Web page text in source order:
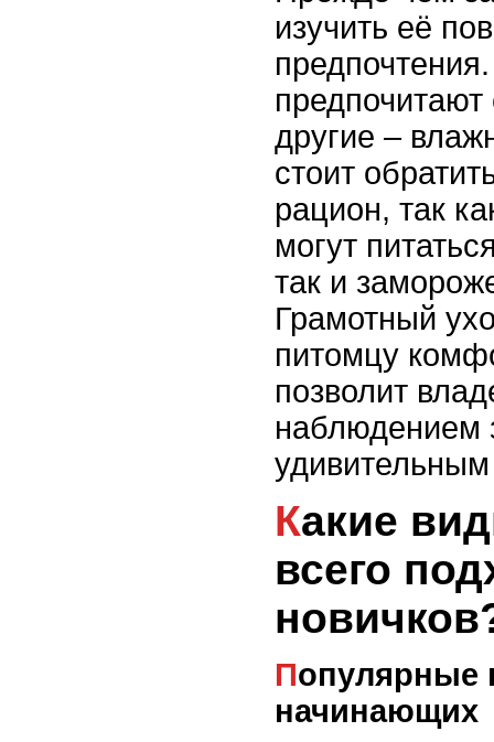
изучить её
другие –
стоит
рацион, так
могут
так и
Грамотный
питомцу
позволит
наблюдением
Какие виды змей лучше
всего
Популярные породы для
начинающих